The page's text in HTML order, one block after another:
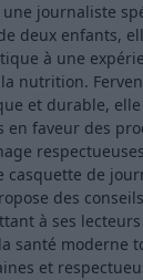
journaliste
deux enfants,
à une
nutrition.
et durable, elle
en faveur des
casquette de
des
à ses
santé moderne
et